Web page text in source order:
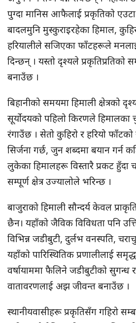
पुग्दा मानिस आफैलाई प्रकृतिको
बादलमुनि मुस्कुराइरहेका हिमाल,
हरियालीले सजिएका फाँटहरूले
दिन्छन् । यस्तो दृश्यले प्रकृतिप्रतिको
बनाउँछ ।
बिहानीको समयमा हिमाली क्षेत्रको
सूर्योदयको पहिलो किरणले
रंगाउँछ । सेतो कुहिरो र हरियो
सिर्जना गर्छ, जुन शब्दमा बयान गर्न
लुकेका हिमालहरू विस्तारै प्रकट हुँदा
सम्पूर्ण क्षेत्र उज्यालोले भरिन्छ ।
बाजुराको हिमाली सौन्दर्य केवल
छैन। यहाँको जैविक विविधता पनि
विभिन्न जडीबुटी, दुर्लभ वनस्पति,
यहाँको पारिस्थितिक प्रणालीलाई
वर्षायाममा फैलिने जडीबुटीको सुगन्ध
वातावरणलाई अझ जीवन्त बनाउँछ ।
स्थानीयवासीहरू प्रकृतिसँग गहिरो